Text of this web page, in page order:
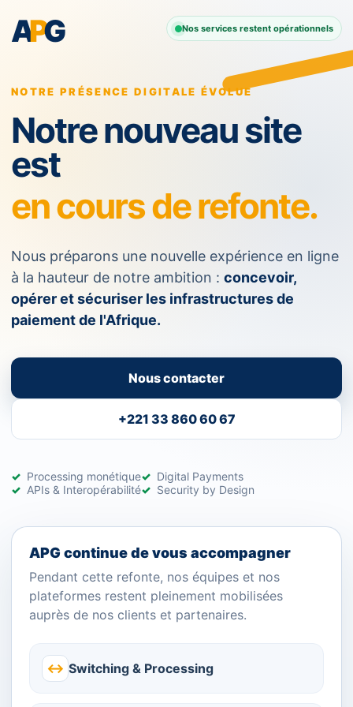
APG Nos services restent opérationnels
NOTRE PRÉSENCE DIGITALE ÉVOLUE
Notre nouveau site
est
en cours de refonte.
Nous préparons une nouvelle expérience en ligne
à la hauteur de notre ambition : concevoir,
opérer et sécuriser les infrastructures de
paiement de l'Afrique.
Nous contacter
+221 33 860 60 67
Processing monétique
Digital Payments
APIs & Interopérabilité
Security by Design
APG continue de vous accompagner
Pendant cette refonte, nos équipes et nos
plateformes restent pleinement mobilisées
auprès de nos clients et partenaires.
↔ Switching & Processing